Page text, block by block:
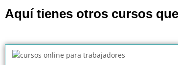
Aquí tienes otros cursos